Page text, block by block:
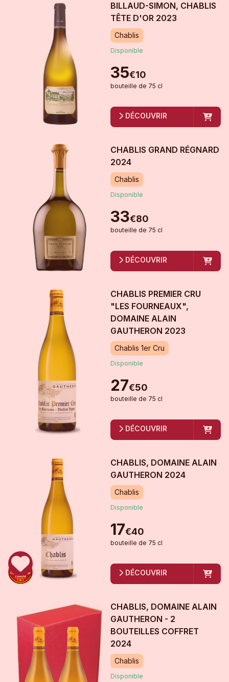
BILLAUD-SIMON, CHABLIS
TÊTE D'OR 2023
Chablis
Disponible
35€10
bouteille de 75 cl
DÉCOUVRIR
CHABLIS GRAND RÉGNARD
2024
Chablis
Disponible
33€80
bouteille de 75 cl
DÉCOUVRIR
CHABLIS PREMIER CRU
"LES FOURNEAUX",
DOMAINE ALAIN
GAUTHERON 2023
Chablis 1er Cru
Disponible
27€50
bouteille de 75 cl
DÉCOUVRIR
CHABLIS, DOMAINE ALAIN
GAUTHERON 2024
Chablis
Disponible
17€40
bouteille de 75 cl
DÉCOUVRIR
CHABLIS, DOMAINE ALAIN
GAUTHERON - 2
BOUTEILLES COFFRET
2024
Chablis
Disponible